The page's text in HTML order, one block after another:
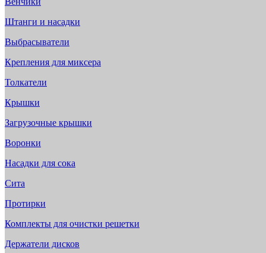
Штанги и насадки
Выбрасыватели
Крепления для миксера
Толкатели
Крышки
Загрузочные крышки
Воронки
Насадки для сока
Сита
Протирки
Комплекты для очистки решетки
Держатели дисков